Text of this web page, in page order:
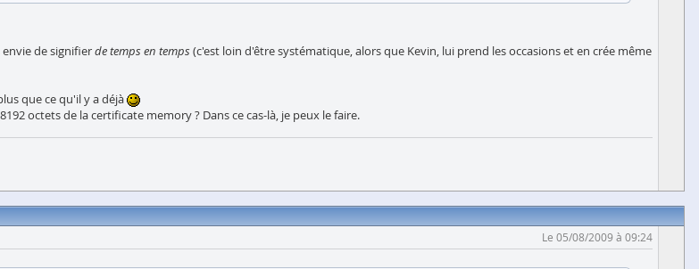
de signifierde temps en temps(c'est loin d'être systématique, alors que Kevin, lui prend les occasions et en crée même
que ce qu'il y a déjà
octets de la certificate memory ? Dans ce cas-là, je peux le faire.
Le 05/08/2009 à 09:24